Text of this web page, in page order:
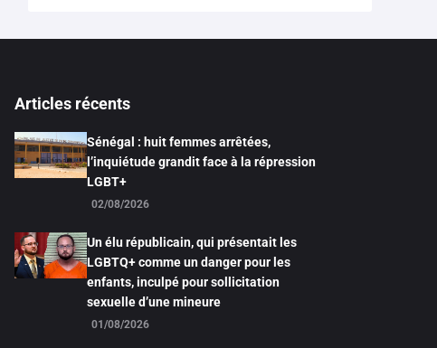
Articles récents
Sénégal : huit femmes arrêtées,
l’inquiétude grandit face à la répression
LGBT+
02/08/2026
Un élu républicain, qui présentait les
LGBTQ+ comme un danger pour les
enfants, inculpé pour sollicitation
sexuelle d’une mineure
01/08/2026